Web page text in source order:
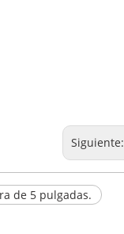
Siguiente:
de 5 pulgadas.